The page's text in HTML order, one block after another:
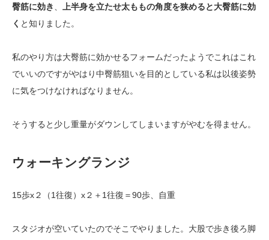
臀筋に効き
上半身を立たせ太ももの角度を狭めると大臀筋に効
く と知りました。
私のやり方は大臀筋に効かせるフォームだったようでこれはこれ
でいいのですがやはり中臀筋狙いを目的としている私は以後姿勢
に気をつけなければなりません。
そうすると少し重量がダウンしてしまいますがやむを得ません。
ウォーキングランジ
15歩x２（1往復）x２＋1往復＝90歩、自重
スタジオが空いていたのでそこでやりました。大股で歩き後ろ脚